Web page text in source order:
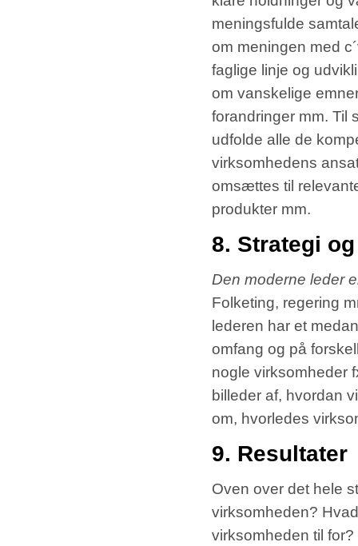
meningsfulde
om meningen med
faglige linje og
om vanskelige
forandringer mm. Til
udfolde alle de
virksomhedens
omsættes til
produkter mm.
8. Strategi
Den moderne leder
Folketing, regering
lederen har et
omfang og på
nogle virksomheder
billeder af, hvordan
om, hvorledes
9. Resultater
Oven over det hele
virksomheden?
virksomheden til